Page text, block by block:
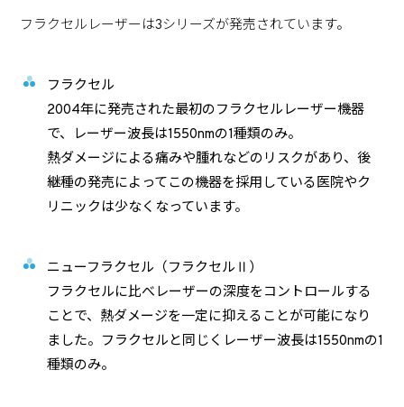
フラクセルレーザーは3シリーズが発売されています。
フラクセル
2004年に発売された最初のフラクセルレーザー機器
で、レーザー波長は1550nmの1種類のみ。
熱ダメージによる痛みや腫れなどのリスクがあり、後
継種の発売によってこの機器を採用している医院やク
リニックは少なくなっています。
ニューフラクセル（フラクセルⅡ）
フラクセルに比べレーザーの深度をコントロールする
ことで、熱ダメージを一定に抑えることが可能になり
ました。フラクセルと同じくレーザー波長は1550nmの1
種類のみ。